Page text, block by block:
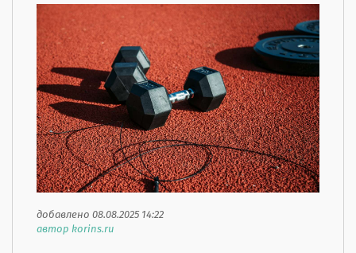
добавлено 08.08.2025 14:22
автор korins.ru